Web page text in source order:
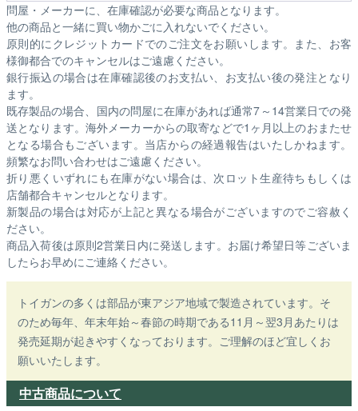
問屋・メーカーに、在庫確認が必要な商品となります。
他の商品と一緒に買い物かごに入れないでください。
原則的にクレジットカードでのご注文をお願いします。また、お客
様御都合でのキャンセルはご遠慮ください。
銀行振込の場合は在庫確認後のお支払い、お支払い後の発注となり
ます。
既存製品の場合、国内の問屋に在庫があれば通常7～14営業日での発
送となります。海外メーカーからの取寄などで1ヶ月以上のおまたせ
となる場合もございます。 当店からの経過報告はいたしかねます。
頻繁なお問い合わせはご遠慮ください。
折り悪くいずれにも在庫がない場合は、次ロット生産待ちもしくは
店舗都合キャンセルとなります。
新製品の場合は対応が上記と異なる場合がございますのでご容赦く
ださい。
商品入荷後は原則2営業日内に発送します。お届け希望日等ございま
したらお早めにご連絡ください。
トイガンの多くは部品が東アジア地域で製造されています。そ
のため毎年、年末年始～春節の時期である11月～翌3月あたりは
発売延期が起きやすくなっております。ご理解のほど宜しくお
願いいたします。
中古商品について